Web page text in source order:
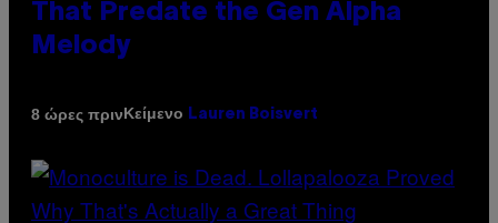
That Predate the Gen Alpha
Melody
8 ώρες πρινΚείμενο Lauren Boisvert